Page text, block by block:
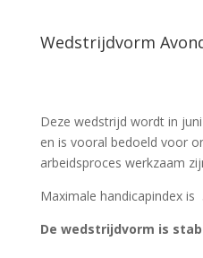
Wedstrijdvorm
Deze wedstrijd wordt in
en is vooral bedoeld voor
arbeidsproces werkzaam
Maximale handicapindex is
De wedstrijdvorm is